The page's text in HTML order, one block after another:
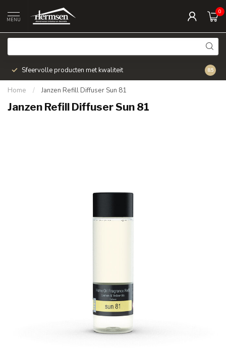
MENU
0
Sfeervolle producten met kwaliteit Snel
8.5
Home / Janzen Refill Diffuser Sun 81
Janzen Refill Diffuser Sun 81